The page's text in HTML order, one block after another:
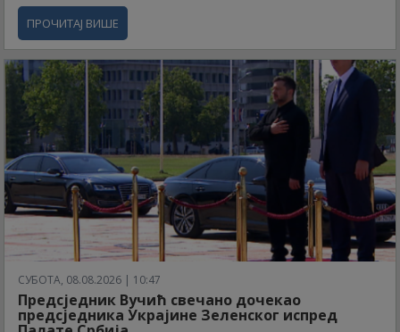
ПРОЧИТАЈ ВИШЕ
СУБОТА, 08.08.2026 | 10:47
Предсједник Вучић свечано дочекао
предсједника Украјине Зеленског испред